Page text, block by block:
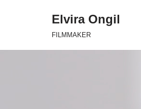
Elvira Ongil
FILMMAKER